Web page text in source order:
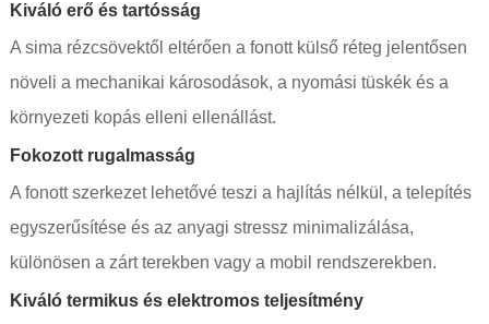
Kiváló erő és tartósság
A sima rézcsövektől eltérően a fonott külső réteg jelentősen
növeli a mechanikai károsodások, a nyomási tüskék és a
környezeti kopás elleni ellenállást.
Fokozott rugalmasság
A fonott szerkezet lehetővé teszi a hajlítás nélkül, a telepítés
egyszerűsítése és az anyagi stressz minimalizálása,
különösen a zárt terekben vagy a mobil rendszerekben.
Kiváló termikus és elektromos teljesítmény